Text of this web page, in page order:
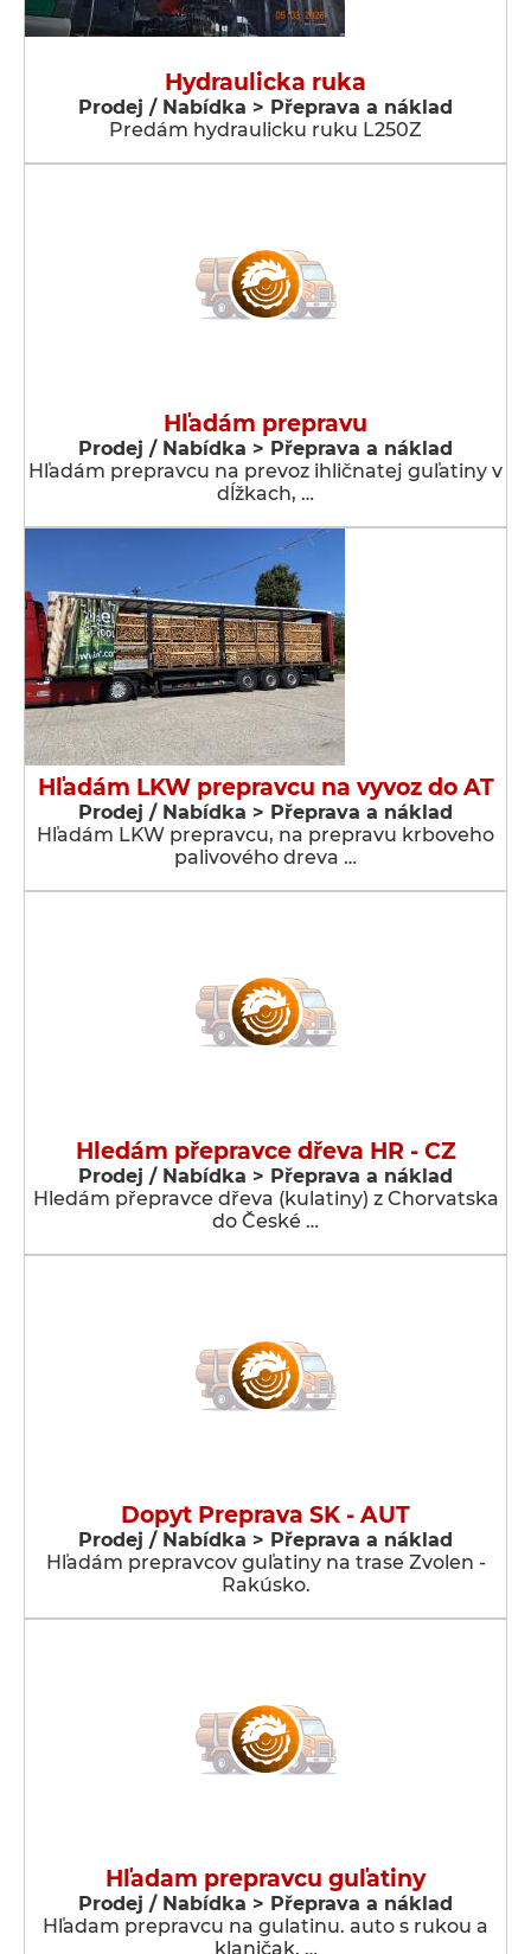
Hydraulicka ruka
Prodej / Nabídka > Přeprava a náklad
Predám hydraulicku ruku L250Z
Hľadám prepravu
Prodej / Nabídka > Přeprava a náklad
Hľadám prepravcu na prevoz ihličnatej guľatiny v
dĺžkach, …
Hľadám LKW prepravcu na vyvoz do AT
Prodej / Nabídka > Přeprava a náklad
Hľadám LKW prepravcu, na prepravu krboveho
palivového dreva …
Hledám přepravce dřeva HR - CZ
Prodej / Nabídka > Přeprava a náklad
Hledám přepravce dřeva (kulatiny) z Chorvatska
do České …
Dopyt Preprava SK - AUT
Prodej / Nabídka > Přeprava a náklad
Hľadám prepravcov guľatiny na trase Zvolen -
Rakúsko.
Hľadam prepravcu guľatiny
Prodej / Nabídka > Přeprava a náklad
Hľadam prepravcu na gulatinu. auto s rukou a
klaničak. …